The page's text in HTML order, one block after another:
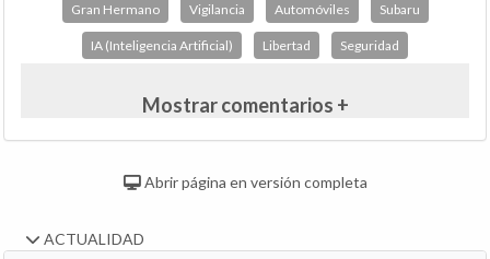
Gran Hermano Vigilancia Automóviles Subaru
IA (Inteligencia Artificial) Libertad Seguridad
Mostrar comentarios +
Abrir página en versión completa
ACTUALIDAD